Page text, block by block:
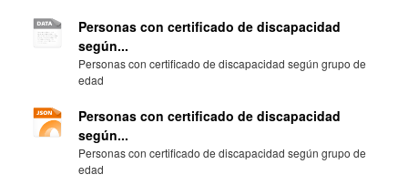
Personas con certificado de discapacidad
según...
Personas con certificado de discapacidad según grupo de
edad
Personas con certificado de discapacidad
según...
Personas con certificado de discapacidad según grupo de
edad